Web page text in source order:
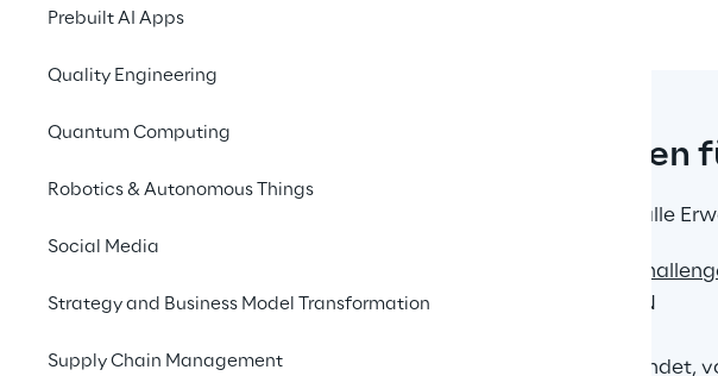
Prebuilt AI Apps
Quality Engineering
Quantum Computing
Robotics & Autonomous Things
Social Media
Strategy and Business Model Transformation
Supply Chain Management
Lassen wir die zahlen
Hier die Teilnehmerresonanz, die alle
130 verschiedenen LÄNDERN
FLAGS gesendet,